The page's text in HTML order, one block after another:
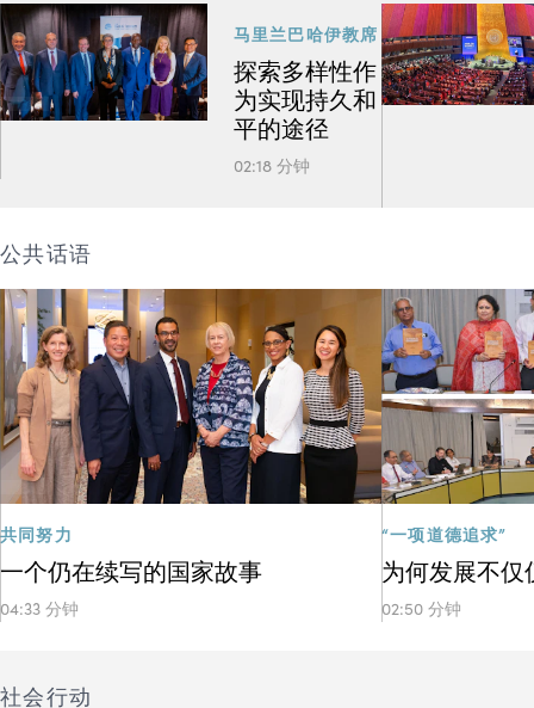
马里兰巴哈伊教席
探索多样性作
为实现持久和
平的途径
02:18 分钟
公共话语
共同努力
一个仍在续写的国家故事
04:33 分钟
“一项道德追求”
为何发展不仅
02:50 分钟
社会行动